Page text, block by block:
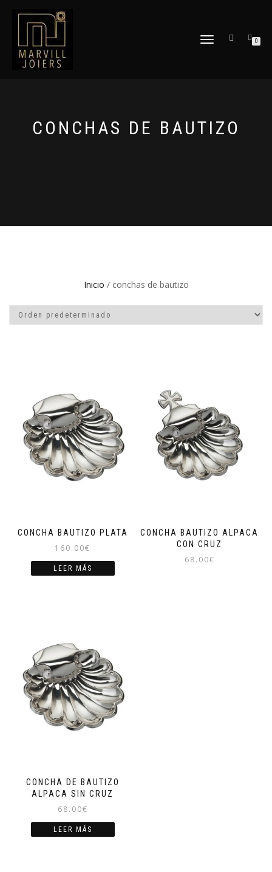
TOGGLE
0
CONCHAS DE BAUTIZO
Inicio / conchas de bautizo
CONCHA BAUTIZO PLATA
160.00€
LEER MÁS
CONCHA BAUTIZO ALPACA
CON CRUZ
68.00€
CONCHA DE BAUTIZO
ALPACA SIN CRUZ
68.00€
LEER MÁS